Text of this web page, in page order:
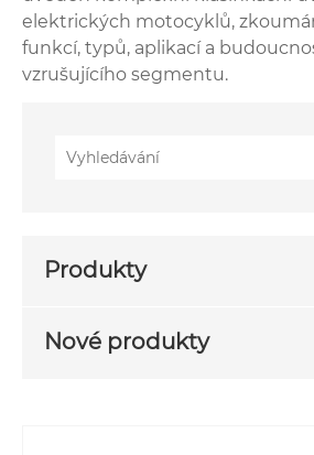
elektrických motocyklů,
funkcí, typů, aplikací a
vzrušujícího segmentu.
Produkty
Nové produkty